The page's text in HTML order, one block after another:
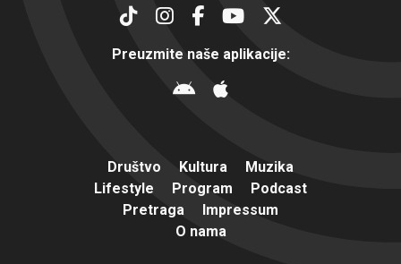
Preuzmite naše aplikacije:
Društvo Kultura
Muzika
Lifestyle
Program
Podcast
Pretraga
Impressum
O nama